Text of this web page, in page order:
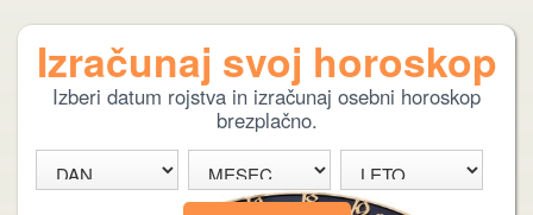
Izračunaj svoj horoskop
Izberi datum rojstva in izračunaj osebni horoskop
brezplačno.